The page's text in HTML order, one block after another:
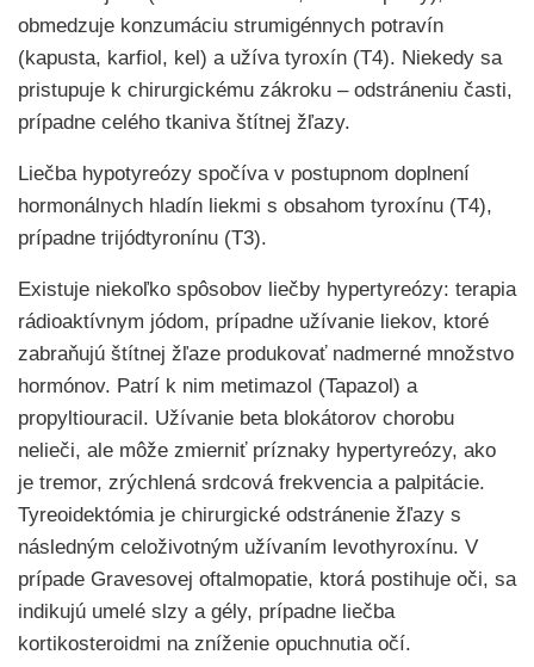
obmedzuje konzumáciu strumigénnych potravín
(kapusta, karfiol, kel) a užíva tyroxín (T4). Niekedy sa
pristupuje k chirurgickému zákroku – odstráneniu časti,
prípadne celého tkaniva štítnej žľazy.
Liečba hypotyreózy spočíva v postupnom doplnení
hormonálnych hladín liekmi s obsahom tyroxínu (T4),
prípadne trijódtyronínu (T3).
Existuje niekoľko spôsobov liečby hypertyreózy: terapia
rádioaktívnym jódom, prípadne užívanie liekov, ktoré
zabraňujú štítnej žľaze produkovať nadmerné množstvo
hormónov. Patrí k nim metimazol (Tapazol) a
propyltiouracil. Užívanie beta blokátorov chorobu
nelieči, ale môže zmierniť príznaky hypertyreózy, ako
je tremor, zrýchlená srdcová frekvencia a palpitácie.
Tyreoidektómia je chirurgické odstránenie žľazy s
následným celoživotným užívaním levothyroxínu. V
prípade Gravesovej oftalmopatie, ktorá postihuje oči, sa
indikujú umelé slzy a gély, prípadne liečba
kortikosteroidmi na zníženie opuchnutia očí.